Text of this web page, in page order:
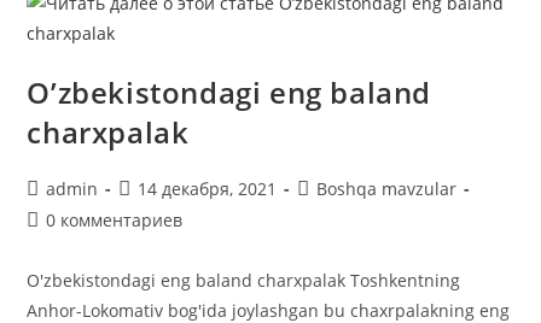
O’zbekistondagi eng baland
charxpalak
Автор
записи:
admin
Запись
опубликована:
14 декабря, 2021
Рубрика
Boshqa mavzular
Комментарии
записи:
0 комментариев
O'zbekistondagi eng baland charxpalak Toshkentning
Anhor-Lokomativ bog'ida joylashgan bu chaxrpalakning eng